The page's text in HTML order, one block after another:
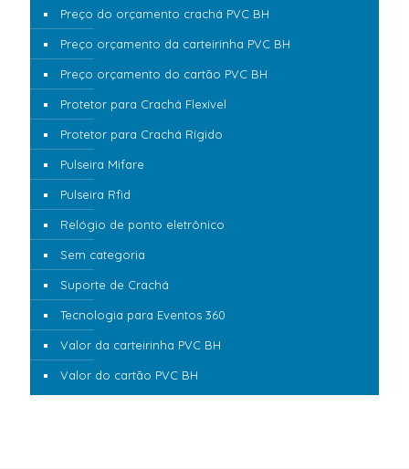
Preço do orçamento crachá PVC BH
Preço orçamento da carteirinha PVC BH
Preço orçamento do cartão PVC BH
Protetor para Crachá Flexível
Protetor para Crachá Rígido
Pulseira Mifare
Pulseira Rfid
Relógio de ponto eletrônico
Sem categoria
Suporte de Crachá
Tecnologia para Eventos 360
Valor da carteirinha PVC BH
Valor do cartão PVC BH